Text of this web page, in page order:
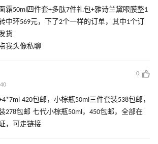
霜50ml四件套+多肽7件礼包+雅诗兰黛眼膜整1
中环569元，下了2个一样的订单，其中1个订
货
我头像私聊
0
420包邮，小棕瓶50ml三件套装538包邮，
278包邮 七代小棕瓶50ml，450包邮，全部在
，可走链接